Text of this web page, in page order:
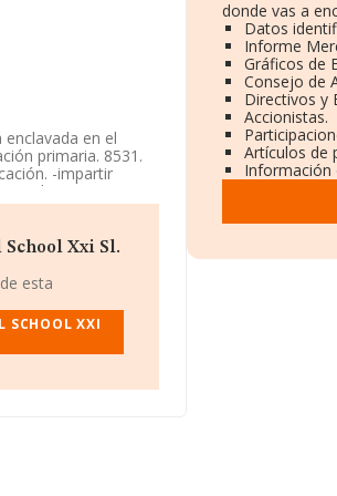
en el
primaria. 8531.
-impartir
y extranjero.
Clasifica su
disponibles en
a los niveles de
la posición del
Cultural
Xxi Sl.
esta
SCHOOL XXI
donde vas a
Datos
Informe
Gráficos de
Consejo de
Directivos y
Accionistas.
Artículos de
Información